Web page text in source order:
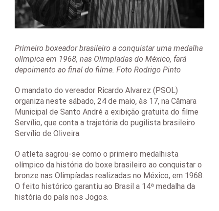
Primeiro boxeador brasileiro a conquistar uma medalha
olímpica em 1968, nas Olimpíadas do México, fará
depoimento ao final do filme. Foto Rodrigo Pinto
O mandato do vereador Ricardo Alvarez (PSOL)
organiza neste sábado, 24 de maio, às 17, na Câmara
Municipal de Santo André a exibição gratuita do filme
Servílio, que conta a trajetória do pugilista brasileiro
Servílio de Oliveira.
O atleta sagrou-se como o primeiro medalhista
olímpico da história do boxe brasileiro ao conquistar o
bronze nas Olimpíadas realizadas no México, em 1968.
O feito histórico garantiu ao Brasil a 14ª medalha da
história do país nos Jogos.